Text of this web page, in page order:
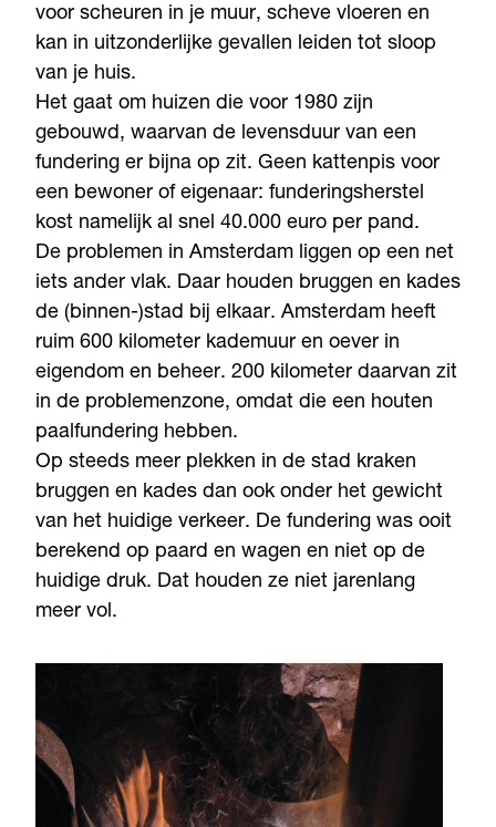
voor scheuren in je muur, scheve vloeren en
kan in uitzonderlijke gevallen leiden tot sloop
van je huis.
Het gaat om huizen die voor 1980 zijn
gebouwd, waarvan de levensduur van een
fundering er bijna op zit. Geen kattenpis voor
een bewoner of eigenaar: funderingsherstel
kost namelijk al snel 40.000 euro per pand.
De problemen in Amsterdam liggen op een net
iets ander vlak. Daar houden bruggen en kades
de (binnen-)stad bij elkaar. Amsterdam heeft
ruim 600 kilometer kademuur en oever in
eigendom en beheer. 200 kilometer daarvan zit
in de problemenzone, omdat die een houten
paalfundering hebben.
Op steeds meer plekken in de stad kraken
bruggen en kades dan ook onder het gewicht
van het huidige verkeer. De fundering was ooit
berekend op paard en wagen en niet op de
huidige druk. Dat houden ze niet jarenlang
meer vol.